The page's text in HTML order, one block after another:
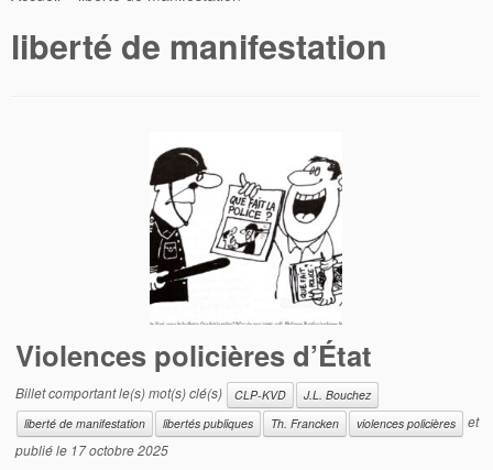
liberté de manifestation
Violences policières d’État
Billet comportant le(s) mot(s) clé(s) CLP-KVD
J.L. Bouchez
liberté de manifestation
libertés publiques Th. Francken violences policières
et
publié le 17 octobre 2025